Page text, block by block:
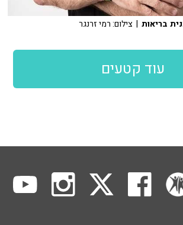
בריאות | צילום: רמי זרנגר
עוד קטעים